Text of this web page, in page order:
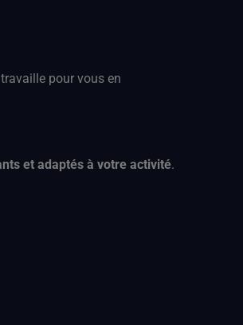
pour vous en
et adaptés à votre activité.